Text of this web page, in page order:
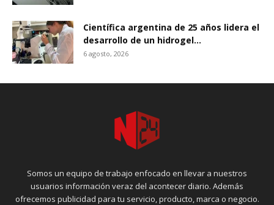
Científica argentina de 25 años lidera el
desarrollo de un hidrogel...
6 agosto, 2026
Somos un equipo de trabajo enfocado en llevar a nuestros
usuarios información veraz del acontecer diario. Además
ofrecemos publicidad para tu servicio, producto, marca o negocio.